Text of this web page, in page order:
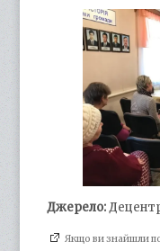
Джерело:
Якщо ви знайшли